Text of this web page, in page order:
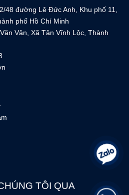
48 đường Lê Đức Anh, Khu phố 11,
phố Hồ Chí Minh
Vân, Xã Tân Vĩnh Lộc, Thành
TÔI QUA